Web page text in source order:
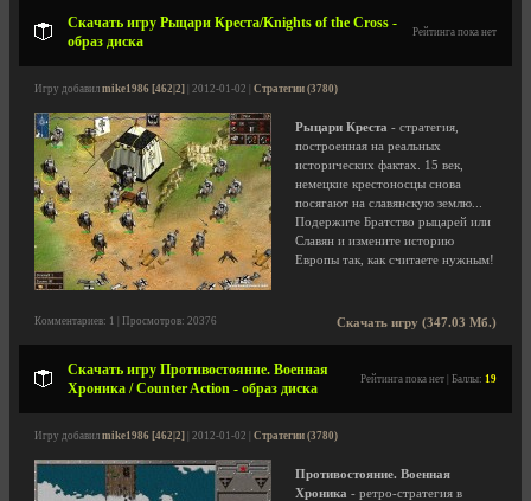
Скачать игру Рыцари Креста/Knights of the Cross -
образ диска
Рейтинга пока нет
Игру добавил mike1986 [462|2] | 2012-01-02 | Стратегии (3780)
Рыцари Креста - стратегия,
построенная на реальных
исторических фактах. 15 век,
немецкие крестоносцы снова
посягают на славянскую землю...
Подержите Братство рыцарей или
Славян и измените историю
Европы так, как считаете нужным!
Скачать игру (347.03 Мб.)
Комментариев: 1 | Просмотров: 20376
Скачать игру Противостояние. Военная
Хроника / Counter Action - образ диска
Рейтинга пока нет | Баллы: 19
Игру добавил mike1986 [462|2] | 2012-01-02 | Стратегии (3780)
Противостояние. Военная
Хроника - ретро-стратегия в